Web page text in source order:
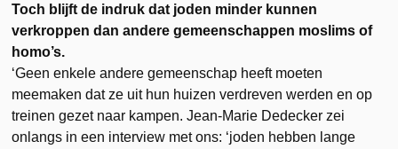
Toch blijft de indruk dat joden minder kunnen
verkroppen dan andere gemeenschappen moslims of
homo’s.
‘Geen enkele andere gemeenschap heeft moeten
meemaken dat ze uit hun huizen verdreven werden en op
treinen gezet naar kampen. Jean-Marie Dedecker zei
onlangs in een interview met ons: ‘joden hebben lange